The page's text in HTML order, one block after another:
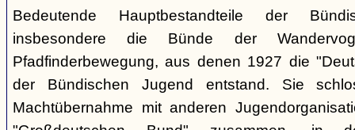
Bedeutende Hauptbestandteile der
insbesondere die Bünde der
Pfadfinderbewegung, aus denen 1927 die
der Bündischen Jugend entstand. Sie
Machtübernahme mit anderen